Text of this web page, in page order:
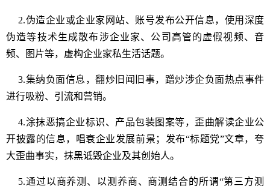
2.伪造企业或企业家网站、账号发布公开信息，使用深度
伪造等技术生成散布涉企业家、公司高管的虚假视频、音
频、图片等，虚构企业家私生活话题。
3.集纳负面信息，翻炒旧闻旧事，蹭炒涉企负面热点事件
进行吸粉、引流和营销。
4.涂抹恶搞企业标识、产品包装图案等，歪曲解读企业公
开披露的信息，唱衰企业发展前景；发布“标题党”文章，夸
大歪曲事实，抹黑诋毁企业及其创始人。
5.通过以商养测、以测养商、商测结合的所谓“第三方测